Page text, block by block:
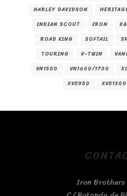
HARLEY DAVIDSON
INDIAN SCOUT
IRON
ROAD KING
SOFTAIL
TOURING
V-TWIN
VN1500
VN1600/1700 XL
XVS950
XVS1300
Iron Brothers